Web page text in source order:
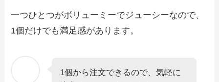
【2024年最新】なごやか亭のテイクアウ
ト（お持ち帰り）メニュー一覧！予約・
注文方法やキャンペーン情報も解説
【2024年最新】木曽路で人気のテイクア
ウト（お持ち帰り）メニューは？おすす
一つひとつがボリューミーでジューシーなので、
1個だけでも満足感があります。
1個から注文できるので、気軽に